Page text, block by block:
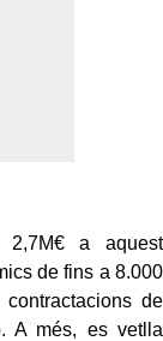
2,7M€ a aquest
de fins a 8.000
de
A més, es vetlla